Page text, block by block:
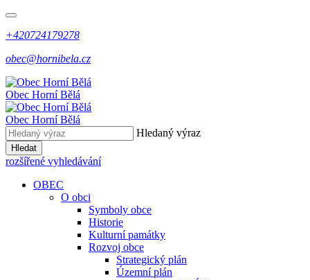
+420724179278
obec@hornibela.cz
Obec HorníBělá
Obec HorníBělá
Hledaný výraz
Hledat
rozšířené vyhledávání
OBEC
O obci
Symboly obce
Historie
Kulturní památky
Rozvoj obce
Strategický plán
Územní plán